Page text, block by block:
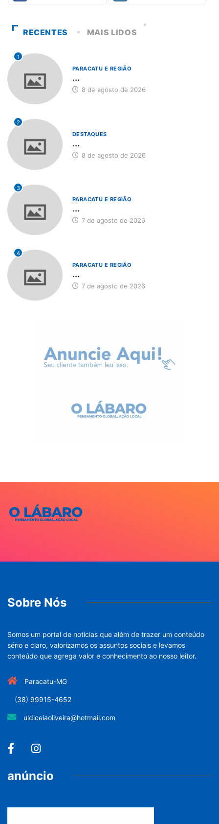
RECENTES MAIS LIDOS
1
PARACATU E REGIÃO
...
8 de agosto de 2026
2
DESTAQUES
...
8 de agosto de 2026
3
PARACATU E REGIÃO
...
7 de agosto de 2026
4
PARACATU E REGIÃO
...
7 de agosto de 2026
Sobre Nós
Somos um portal de noticias que além de trazer um conteúdo
sério e claro, valorizamos os assuntos sociais e levamos
conteúdo que agrega valor e conhecimento ao nosso leitor.
Paracatu-MG
(38) 99915-4652
uldiceiaoliveira@hotmail.com
anúncio